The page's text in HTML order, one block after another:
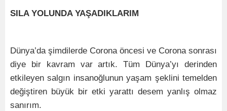
SILA YOLUNDA YAŞADIKLARIM
Dünya’da şimdilerde Corona öncesi ve Corona sonrası
diye bir kavram var artık. Tüm Dünya’yı derinden
etkileyen salgın insanoğlunun yaşam şeklini temelden
değiştiren büyük bir etki yarattı desem yanlış olmaz
sanırım.